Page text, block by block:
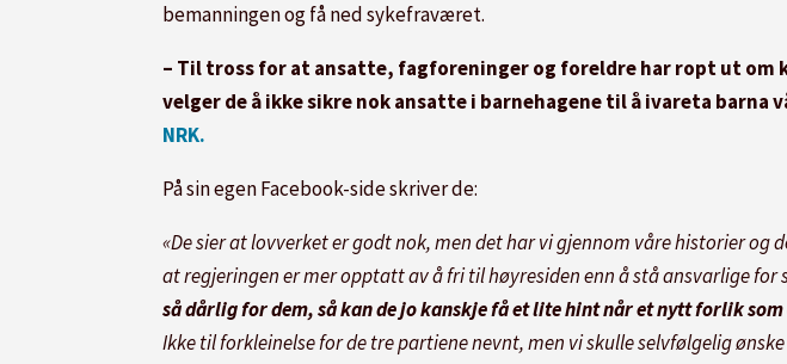
bemanningen og få ned sykefraværet.
– Til tross for at ansatte, fagforeninger og foreldre har ropt ut om
velger de å ikke sikre nok ansatte i barnehagene til å ivareta
NRK.
På sin egen Facebook-side skriver de:
«De sier at lovverket er godt nok, men det har vi gjennom våre historier
at regjeringen er mer opptatt av å fri til høyresiden enn å stå ansvarlige for
så dårlig for dem, så kan de jo kanskje få et lite hint når et nytt forlik
Ikke til forkleinelse for de tre partiene nevnt, men vi skulle selvfølgelig